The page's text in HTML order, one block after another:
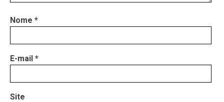
Nome *
E-mail *
Site